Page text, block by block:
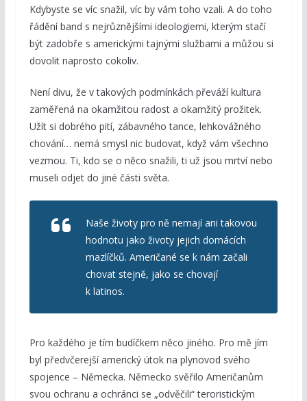
Kdybyste se víc snažil, víc by vám toho vzali. A do toho
řádění band s nejrůznějšími ideologiemi, kterým stačí
být zadobře s americkými tajnými službami a můžou si
dovolit naprosto cokoliv.
Není divu, že v takových podmínkách převáží kultura
zaměřená na okamžitou radost a okamžitý prožitek.
Užít si dobrého pití, zábavného tance, lehkovážného
chování… nemá smysl nic budovat, když vám všechno
vezmou. Ti, kdo se o něco snažili, ti už jsou mrtví nebo
museli odjet do jiné části světa.
Naše životy pro ně nemají ani takovou
hodnotu jako životy jejich domácích
mazlíčků. Američané se k nám začali
chovat stejně, jako se chovají
k latinos.
Pro každého je tím budíčkem něco jiného. Pro mě jím
byl předvčerejší americký útok na plynovod svého
spojence – Německa. Německo svěřilo Američanům
svou ochranu a ochránci se „odvěčili“ teroristickým